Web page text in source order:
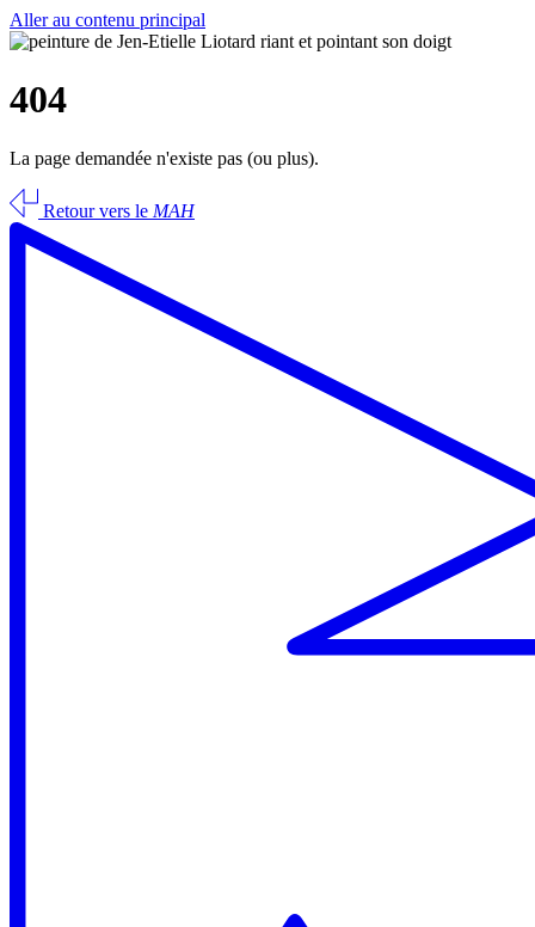
Aller au contenu principal
404
La page demandée n'existe pas (ou plus).
Retour vers le MAH